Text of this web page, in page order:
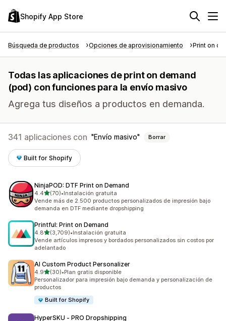
Shopify App Store
Búsqueda de productos Opciones de aprovisionamiento Print on
Todas las aplicaciones de print on demand
(pod) con funciones para la envío masivo
Agrega tus diseños a productos en demanda.
341 aplicaciones con Envío masivo Borrar
Built for Shopify
NinjaPOD: DTF Print on Demand
4.4de 5 estrellas
(70)
70 reseñas en total
•Instalación gratuita
Vende más de 2.500 productos personalizados de impresión bajo
demanda en DTF mediante dropshipping
Printful: Print on Demand
4.8de 5 estrellas
(3,709)
3709 reseñas en total
•Instalación gratuita
Vende artículos impresos y bordados personalizados sin costos por
adelantado
AI Custom Product Personalizer
4.9de 5 estrellas
(30)
30 reseñas en total
•Plan gratis disponible
Personalizador para impresión bajo demanda y personalización de
productos
Built for Shopify
HyperSKU ‑ PRO Dropshipping